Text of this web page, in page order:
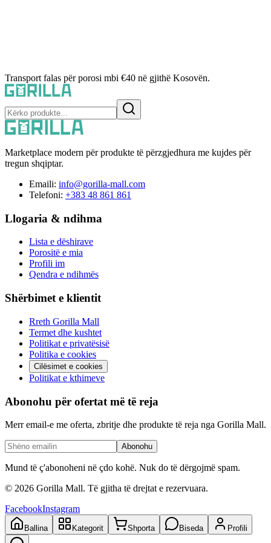
Transport falas për porosi mbi €40 në gjithë Kosovën.
Marketplace modern për produkte të përzgjedhura me kujdes për
tregun shqiptar.
Emaili: info@gorilla-mall.com
Telefoni: +383 48 861 861
Llogaria & ndihma
Lista e dëshirave
Porositë e mia
Profili im
Qendra e ndihmës
Shërbimet e klientit
Rreth Gorilla Mall
Termet dhe kushtet
Politikat e privatësisë
Politika e cookies
Cilësimet e cookies
Politikat e kthimeve
Abonohu për ofertat më të reja
Merr email-e me oferta, zbritje dhe produkte të reja nga Gorilla Mall.
Abonohu
Mund të ç'abonoheni në çdo kohë. Nuk do të dërgojmë spam.
© 2026 Gorilla Mall. Të gjitha të drejtat e rezervuara.
FacebookInstagram
Ballina Kategorit Shporta Biseda Profili